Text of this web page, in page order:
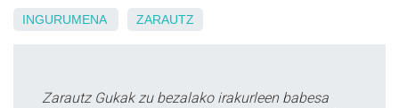
INGURUMENA ZARAUTZ
Zarautz Gukak zu bezalako irakurleen babesa